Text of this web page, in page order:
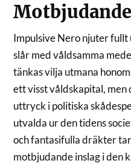
Motbjudande
Impulsive Nero njuter fullt
slår med våldsamma
tänkas vilja utmana
ett visst våldskapital,
uttryck i politiska
utvalda ur den tidens
och fantasifulla dräkter
motbjudande inslag i den